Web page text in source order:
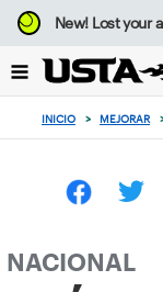
Enfoque
desde
botón
volver
principio
New!Lost your
INICIO > MEJORAR
NACIONAL